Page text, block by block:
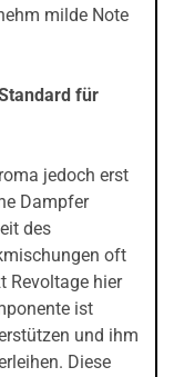
milde Note
für
jedoch erst
Dampfer
des
oft
Revoltage hier
ist
und ihm
Diese